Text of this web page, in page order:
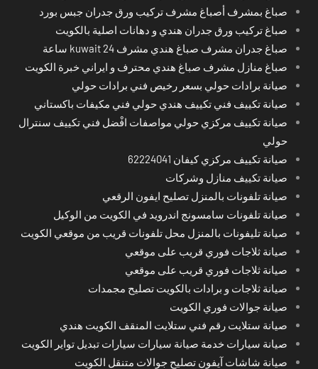
صباغ بمشرف أصباغ مشرف تركيب ورق جدران جبس بورد
صباغ تركيب ورق جدران هندي و دهانات اصلية بالكويت
صباغ جدران مشرف صباغ هندي مشرف kuwait 24 ساعة
صباغ منازل مشرف صباغ هندي محترف و ايراني خبرة الكويت
صيانة برادات حولي بسعر رخيص فني برادات حولي
صيانة تكييف فني تكييف هندي حولي فني مكيفات باكستاني
صيانة تكييف مركزي حولي مواصفات افْضل فني تكييف سنترال
حولي
صيانة تكييف مركزي كيفان 62224041
صيانة تكييف منازل وشركات
صيانة تلفونات بالمنزل تصليح ايفون الرقعي
صيانة تلفونات سامسونج اندرويد في الكويت من الوكيل
صيانة تليفونات بالمنزل محل تلفونات قريب من موقعي الكويت
صيانة ثلاجات فوري قريب على موقعي
صيانة ثلاجات فوري قريب على موقعي
صيانة ثلاجات و برادات بالكويت تصليح مجمدات
صيانة جوالات فوري الكويت
صيانة ستلايت رقم فني ستلايت المنقف الكويت هندي
صيانة سيارات خدمة صيانة سيارات سيارات تبديل تواير الكويت
صيانة شاشات آيفون تصليح جوالات متنقل الكويت